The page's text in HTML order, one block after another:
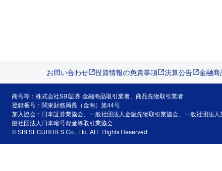
お問い合わせ 投資情報の免責事項 決算公告 金融
商号等：株式会社SBI証券 金融商品取引業者、商品先物取引業者
登録番号：関東財務局長（金商）第44号
加入協会：日本証券業協会、一般社団法人金融先物取引業協会、一般社団法
般社団法人日本暗号資産等取引業協会
© SBI SECURITIES Co., Ltd. ALL Rights Reserved.